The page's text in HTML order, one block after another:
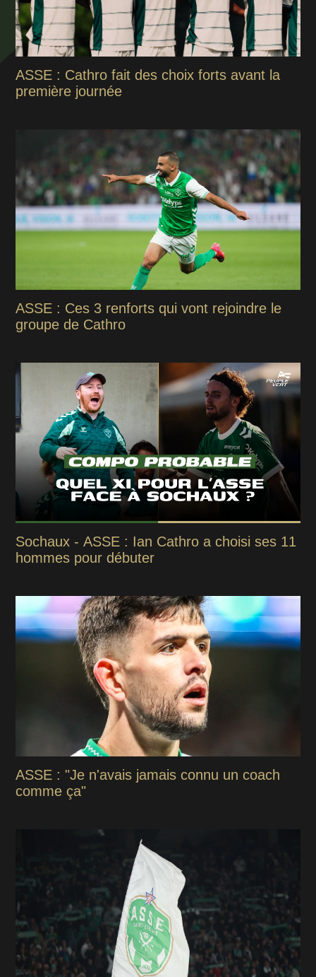
ASSE : Cathro fait des choix forts avant la
première journée
ASSE : Ces 3 renforts qui vont rejoindre le
groupe de Cathro
Sochaux - ASSE : Ian Cathro a choisi ses 11
hommes pour débuter
ASSE : "Je n'avais jamais connu un coach
comme ça"